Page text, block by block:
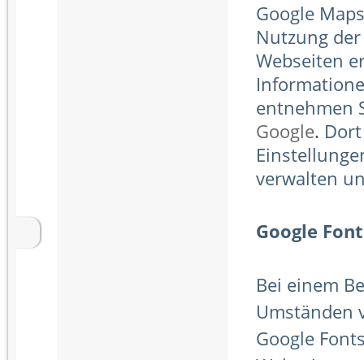
Google
Nutzung
Webseiten
entnehmen
Google.
verwalten
Google
Bei einem
Umständen
Google